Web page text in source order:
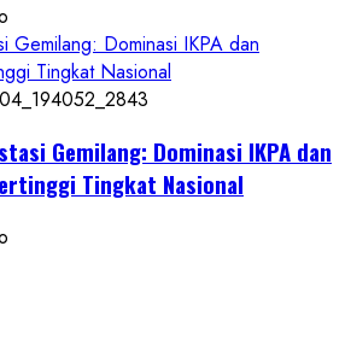
Gemilang: Dominasi IKPA dan
Tingkat Nasional
Gemilang: Dominasi IKPA dan
Tingkat Nasional